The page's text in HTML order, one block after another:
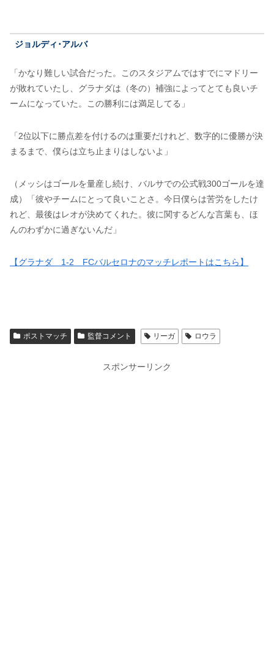
ジョルディ･アルバ
「かなり難しい試合だった。このスタジアムではすでにマドリー
が敗れていたし、グラナダは（冬の）補強によってとても良いチ
ームになっていた。この勝利には満足してる」
「2位以下に勝点差を付けるのは重要だけれど、数字的に優勝が決
まるまで、僕らは立ち止まりはしないよ」
（メッシはゴールを量産し続け、バルサでの公式戦300ゴールを達
成）「彼やチームにとって良いことさ。今日僕らは苦労をしたけ
れど、最後はレオが決めてくれた。彼に関するどんな言葉も、ほ
んのわずかに過ぎないんだ」
【グラナダ 1-2 FCバルセロナのマッチレポートはこちら】
ポストマッチ 監督コメント リーガ ロウラ
スポンサーリンク